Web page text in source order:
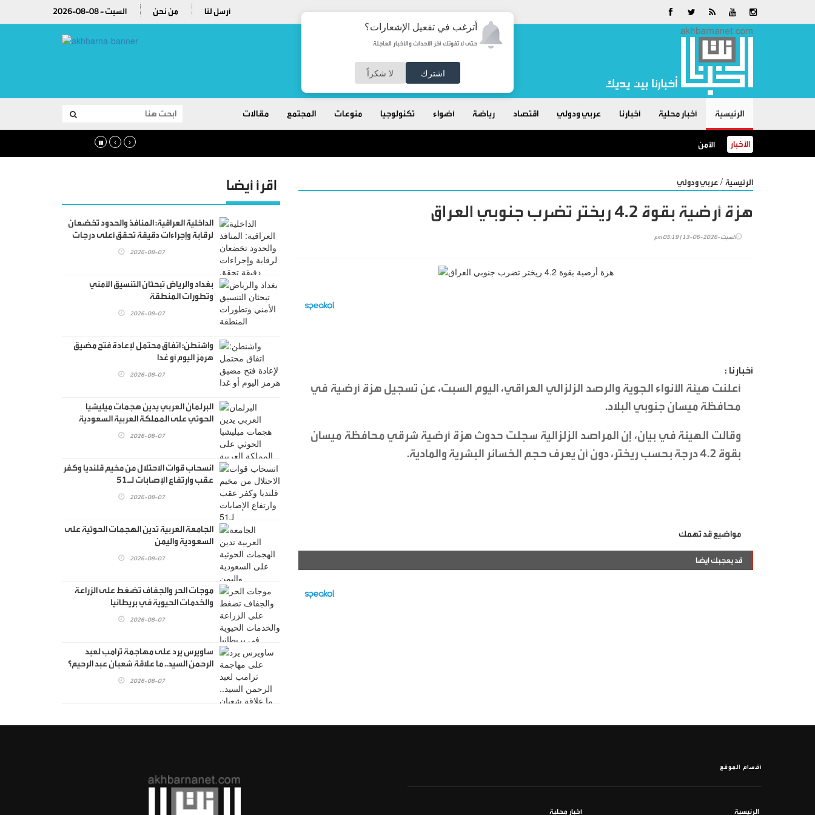
أترغب في تفعيل الإشعارات؟
حتى لا تفوتك آخر الأحداث والأخبار العاجلة
اشترك لا شكراً
2026-08-08 - السبت من نحن أرسل لنا
الرئيسية أخبار محلية أخبارنا عربي ودولي اقتصاد رياضة أضواء تكنولوجيا منوعات المجتمع مقالات
الأخبار الأمن العام: البرك الزراعية خطرٌ لا مكان للسباحة فيها
الرئيسية / عربي ودولي
هزة أرضية بقوة 4.2 ريختر تضرب جنوبي العراق
السبت-2026-06-13 | 05:19 pm
أخبارنا :
أعلنت هيئة الأنواء الجوية والرصد الزلزالي العراقي، اليوم السبت، عن تسجيل هزة أرضية في
محافظة ميسان جنوبي البلاد.
وقالت الهيئة في بيان، إن المراصد الزلزالية سجلت حدوث هزة أرضية شرقي محافظة ميسان
بقوة 4.2 درجة بحسب ريختر، دون أن يعرف حجم الخسائر البشرية والمادية.
مواضيع قد تهمك
قد يعجبك ايضا
اقرأ أيضا
الداخلية العراقية: المنافذ والحدود تخضعان
لرقابة وإجراءات دقيقة تحقق أعلى درجات
2026-08-07
بغداد والرياض تبحثان التنسيق الأمني
وتطورات المنطقة
2026-08-07
واشنطن: اتفاق محتمل لإعادة فتح مضيق
هرمز اليوم أو غدا
2026-08-07
البرلمان العربي يدين هجمات ميليشيا
الحوثي على المملكة العربية السعودية
2026-08-07
انسحاب قوات الاحتلال من مخيم قلنديا وكفر
عقب وارتفاع الإصابات لـ51
2026-08-07
الجامعة العربية تدين الهجمات الحوثية على
السعودية واليمن
2026-08-07
موجات الحر والجفاف تضغط على الزراعة
والخدمات الحيوية في بريطانيا
2026-08-07
ساويرس يرد على مهاجمة ترامب لعبد
الرحمن السيد.. ما علاقة شعبان عبد الرحيم؟
2026-08-07
أقسام الموقع
الرئيسية أخبار محلية